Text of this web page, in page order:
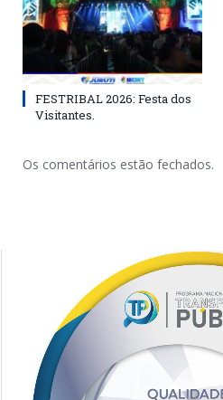
FESTRIBAL 2026: Festa dos
Visitantes.
Os comentários estão fechados.